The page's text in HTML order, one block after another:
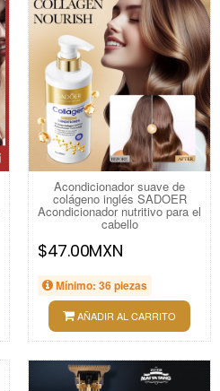
Acondicionador suave de
colágeno inglés SADOER
Acondicionador nutritivo para el
cabello
$47.00MXN
Mínimo: 36 piezas
AÑADIR AL CARRITO